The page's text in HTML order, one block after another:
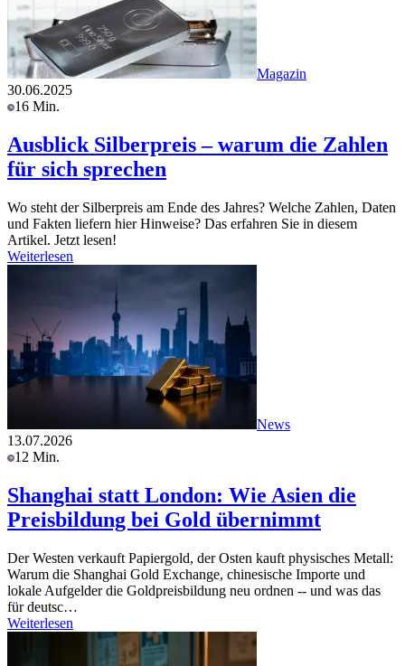
Magazin
30.06.2025
16 Min.
Ausblick Silberpreis – warum die Zahlen
für sich sprechen
Wo steht der Silberpreis am Ende des Jahres? Welche Zahlen, Daten
und Fakten liefern hier Hinweise? Das erfahren Sie in diesem
Artikel. Jetzt lesen!
Weiterlesen
News
13.07.2026
12 Min.
Shanghai statt London: Wie Asien die
Preisbildung bei Gold übernimmt
Der Westen verkauft Papiergold, der Osten kauft physisches Metall:
Warum die Shanghai Gold Exchange, chinesische Importe und
lokale Aufgelder die Goldpreisbildung neu ordnen -- und was das
für deutsc…
Weiterlesen